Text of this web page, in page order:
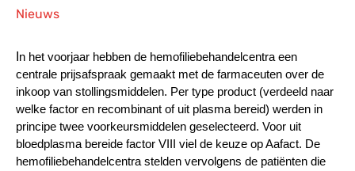
Nieuws
n het voorjaar hebben de hemofiliebehandelcentra een
centrale prijsafspraak gemaakt met de farmaceuten over de
inkoop van stollingsmiddelen. Per type product (verdeeld naar
welke factor en recombinant of uit plasma bereid) werden in
principe twee voorkeursmiddelen geselecteerd. Voor uit
bloedplasma bereide factor VIII viel de keuze op Aafact. De
hemofiliebehandelcentra stelden vervolgens de patiënten die